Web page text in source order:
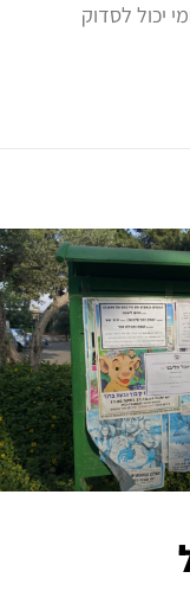
יכול לסדוק